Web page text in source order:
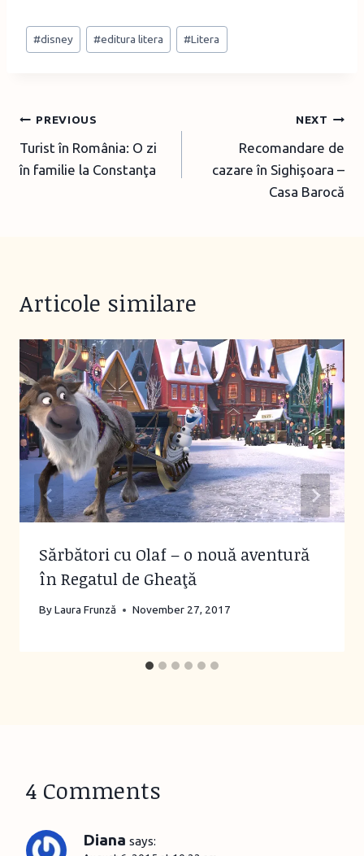
d
…
Post
Tags:
#disney #editura litera #Litera
Post
navigation
PREVIOUS
Turist în România: O zi
în familie la Constanţa
NEXT
Recomandare de
cazare în Sighişoara –
Casa Barocă
Articole similare
Sărbători cu Olaf – o nouă aventură
în Regatul de Gheaţă
ByLaura Frunză November 27, 2017
4 Comments
Diana says: